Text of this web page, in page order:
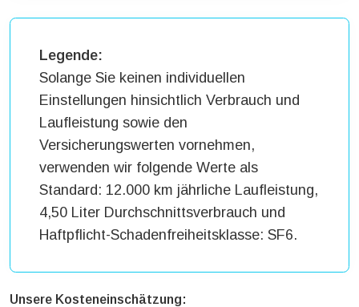
Legende:
Solange Sie keinen individuellen
Einstellungen hinsichtlich Verbrauch und
Laufleistung sowie den
Versicherungswerten vornehmen,
verwenden wir folgende Werte als
Standard: 12.000 km jährliche Laufleistung,
4,50 Liter Durchschnittsverbrauch und
Haftpflicht-Schadenfreiheitsklasse: SF6.
Unsere Kosteneinschätzung: